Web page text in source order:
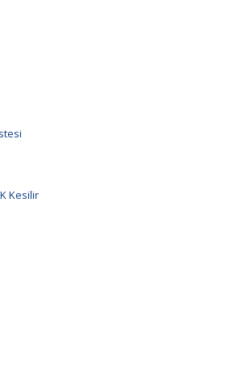
Kesilir